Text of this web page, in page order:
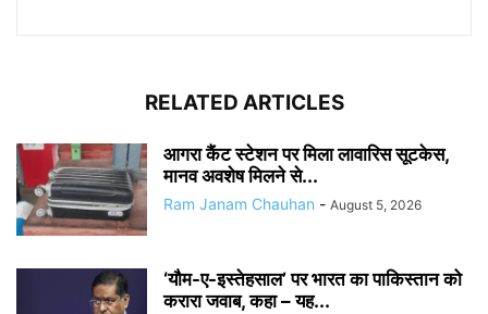
RELATED ARTICLES
आगरा कैंट स्टेशन पर मिला लावारिस सूटकेस,
मानव अवशेष मिलने से...
Ram Janam Chauhan - August 5, 2026
‘यौम-ए-इस्तेहसाल’ पर भारत का पाकिस्तान को
करारा जवाब, कहा – यह...